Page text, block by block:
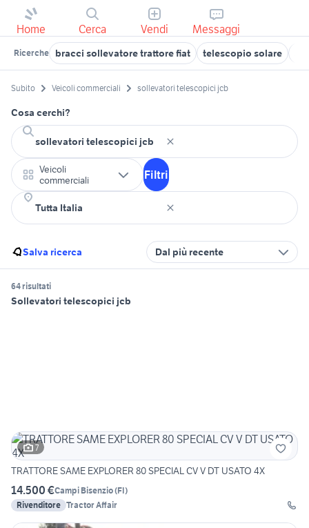
Home Cerca Vendi Messaggi
Ricerche bracci sollevatore trattore fiat telescopio solare
Subito Veicoli commerciali sollevatori telescopici jcb
Cosa cerchi?
Veicoli
commerciali
Filtri
Salva ricerca Dal più recente
64 risultati
Sollevatori telescopici jcb
7
TRATTORE SAME EXPLORER 80 SPECIAL CV V DT USATO 4X
14.500 €Campi Bisenzio(FI)
Rivenditore Tractor Affair